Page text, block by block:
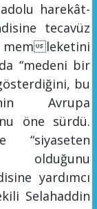
harekât-
tecavüz
leketini
“medeni bir
bu
Avrupa
öne sürdü.
“siyaseten
yardımcı
Selahaddin